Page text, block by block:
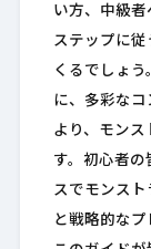
い方、中級
ステップに従
くるでしょ
に、多彩なコ
より、モンス
す。初心者の
スでモンス
と戦略的なプ